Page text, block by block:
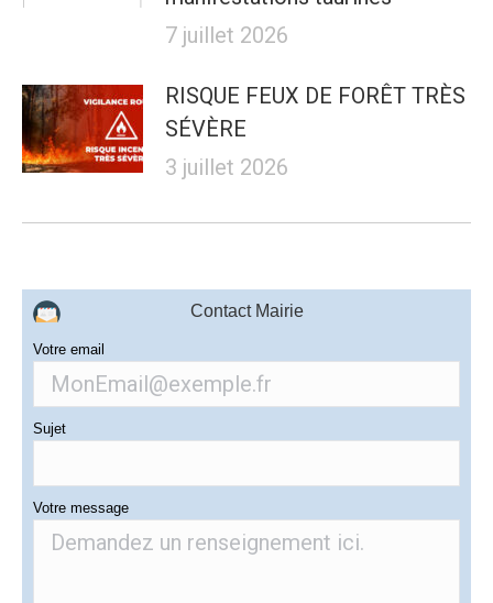
7 juillet 2026
RISQUE FEUX DE FORÊT TRÈS
SÉVÈRE
3 juillet 2026
Contact Mairie
Votre email
Sujet
Votre message